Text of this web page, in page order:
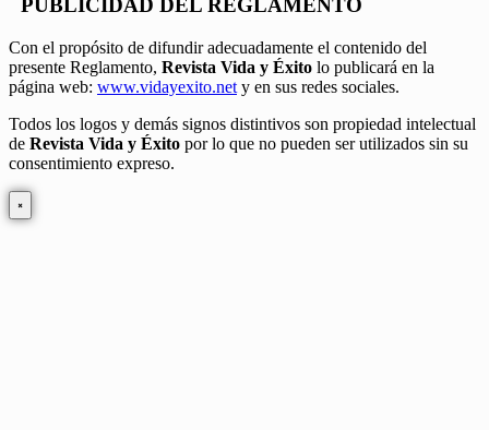
PUBLICIDAD DEL REGLAMENTO
Con el propósito de difundir adecuadamente el contenido del
presente Reglamento, Revista Vida y Éxito lo publicará en la
página web: www.vidayexito.net y en sus redes sociales.
Todos los logos y demás signos distintivos son propiedad intelectual
de Revista Vida y Éxito por lo que no pueden ser utilizados sin su
consentimiento expreso.
×